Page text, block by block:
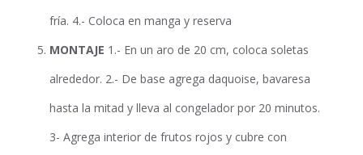
fría. 4.- Coloca en manga y reserva
MONTAJE 1.- En un aro de 20 cm, coloca soletas
alrededor. 2.- De base agrega daquoise, bavaresa
hasta la mitad y lleva al congelador por 20 minutos.
3- Agrega interior de frutos rojos y cubre con